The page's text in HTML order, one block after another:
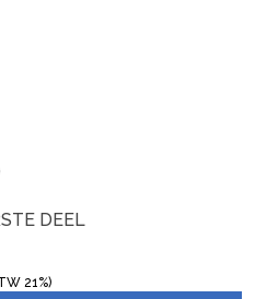
DEEL
21%)